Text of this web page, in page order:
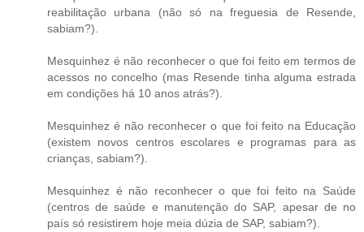
reabilitação urbana (não só na freguesia de Resende,
sabiam?).
Mesquinhez é não reconhecer o que foi feito em termos de
acessos no concelho (mas Resende tinha alguma estrada
em condições há 10 anos atrás?).
Mesquinhez é não reconhecer o que foi feito na Educação
(existem novos centros escolares e programas para as
crianças, sabiam?).
Mesquinhez é não reconhecer o que foi feito na Saúde
(centros de saúde e manutenção do SAP, apesar de no
país só resistirem hoje meia dúzia de SAP, sabiam?).